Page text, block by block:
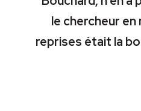
le chercheur
reprises était la